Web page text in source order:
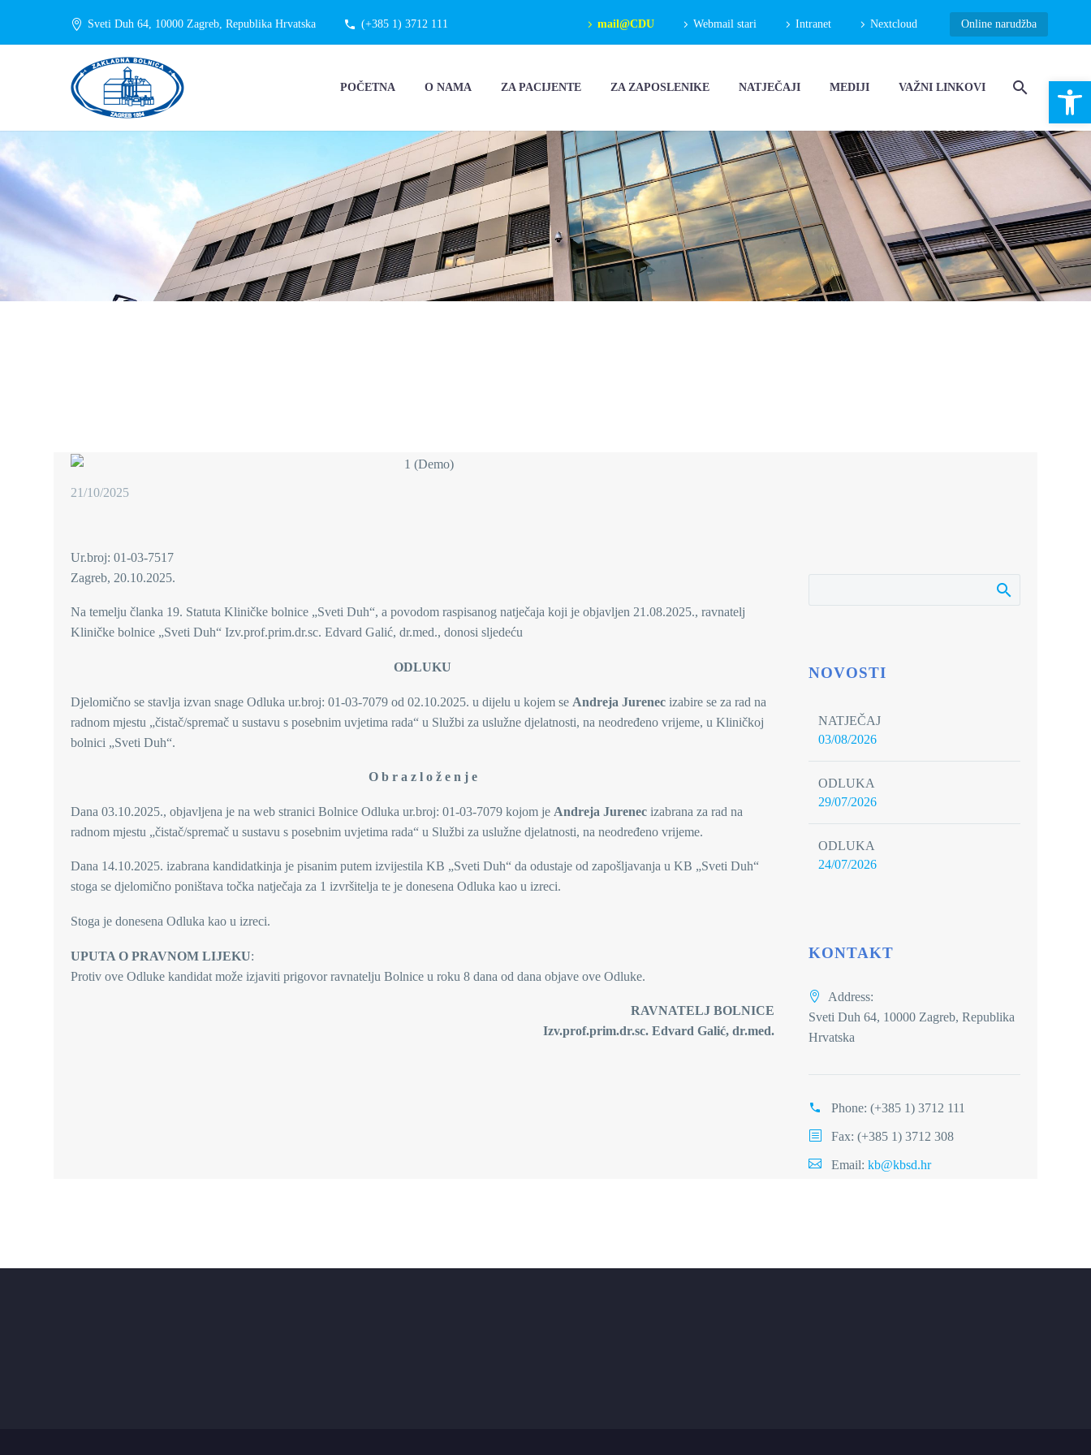
Sveti Duh 64, 10000 Zagreb, Republika Hrvatska (+385 1) 3712 111 mail@CDU Webmail stari Intranet Nextcloud Online narudžba
POČETNA O NAMA ZA PACIJENTE ZA ZAPOSLENIKE NATJEČAJI MEDIJI VAŽNI LINKOVI
21/10/2025
Ur.broj: 01-03-7517
Zagreb, 20.10.2025.
Na temelju članka 19. Statuta Kliničke bolnice „Sveti Duh“, a povodom raspisanog natječaja koji je objavljen 21.08.2025., ravnatelj
Kliničke bolnice „Sveti Duh“ Izv.prof.prim.dr.sc. Edvard Galić, dr.med., donosi sljedeću
ODLUKU
Djelomično se stavlja izvan snage Odluka ur.broj: 01-03-7079 od 02.10.2025. u dijelu u kojem se Andreja Jurenec izabire se za rad na
radnom mjestu „čistač/spremač u sustavu s posebnim uvjetima rada“ u Službi za uslužne djelatnosti, na neodređeno vrijeme, u Kliničkoj
bolnici „Sveti Duh“.
O b r a z l o ž e n j e
Dana 03.10.2025., objavljena je na web stranici Bolnice Odluka ur.broj: 01-03-7079 kojom je Andreja Jurenec izabrana za rad na
radnom mjestu „čistač/spremač u sustavu s posebnim uvjetima rada“ u Službi za uslužne djelatnosti, na neodređeno vrijeme.
Dana 14.10.2025. izabrana kandidatkinja je pisanim putem izvijestila KB „Sveti Duh“ da odustaje od zapošljavanja u KB „Sveti Duh“
stoga se djelomično poništava točka natječaja za 1 izvršitelja te je donesena Odluka kao u izreci.
Stoga je donesena Odluka kao u izreci.
UPUTA O PRAVNOM LIJEKU:
Protiv ove Odluke kandidat može izjaviti prigovor ravnatelju Bolnice u roku 8 dana od dana objave ove Odluke.
RAVNATELJ BOLNICE
Izv.prof.prim.dr.sc. Edvard Galić, dr.med.
NOVOSTI
NATJEČAJ
03/08/2026
ODLUKA
29/07/2026
ODLUKA
24/07/2026
KONTAKT
Address:
Sveti Duh 64, 10000 Zagreb, Republika
Hrvatska
Phone: (+385 1) 3712 111
Fax: (+385 1) 3712 308
Email: kb@kbsd.hr